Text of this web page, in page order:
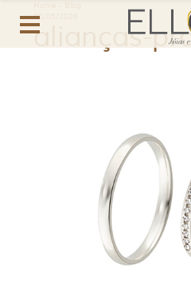
08/05/2026
alianças-